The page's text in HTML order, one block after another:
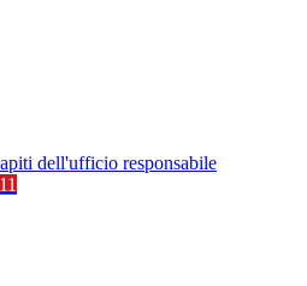
dell'ufficio responsabile